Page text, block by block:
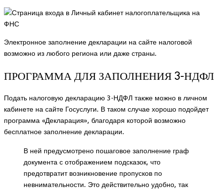
Электронное заполнение декларации на сайте налоговой
возможно из любого региона или даже страны.
ПРОГРАММА ДЛЯ ЗАПОЛНЕНИЯ 3-НДФЛ
Подать налоговую декларацию 3-НДФЛ также можно в личном
кабинете на сайте Госуслуги. В таком случае хорошо подойдет
программа «Декларация», благодаря которой возможно
бесплатное заполнение декларации.
В ней предусмотрено пошаговое заполнение граф
документа с отображением подсказок, что
предотвратит возникновение пропусков по
невнимательности. Это действительно удобно, так